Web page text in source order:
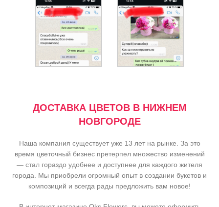
ДОСТАВКА ЦВЕТОВ В НИЖНЕМ
НОВГОРОДЕ
Наша компания существует уже 13 лет на рынке. За это
время цветочный бизнес претерпел множество изменений
— стал гораздо удобнее и доступнее для каждого жителя
города. Мы приобрели огромный опыт в создании букетов и
композиций и всегда рады предложить вам новое!